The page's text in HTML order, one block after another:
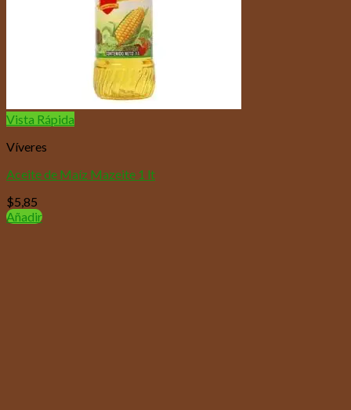
Vista Rápida
Víveres
Aceite de Maíz Mazeite 1 lt
$5,85
Añadir